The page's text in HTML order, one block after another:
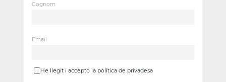
Cognom
Email
He llegit i accepto la política de privadesa